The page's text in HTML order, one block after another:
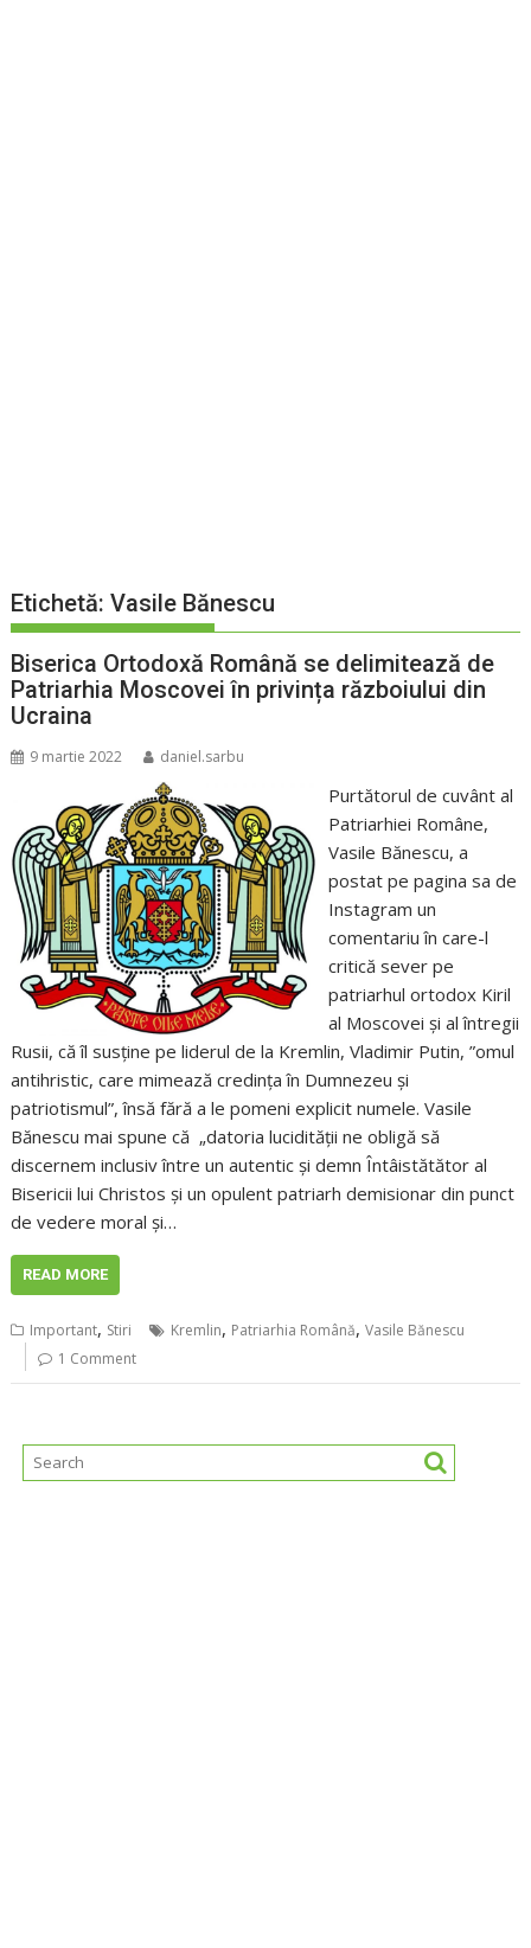
Etichetă:Vasile Bănescu
Biserica Ortodoxă Română se delimitează de
Patriarhia Moscovei în privința războiului din
Ucraina
9 martie 2022 daniel.sarbu
Purtătorul de cuvânt al
Patriarhiei Române,
Vasile Bănescu, a
postat pe pagina sa de
Instagram un
comentariu în care-l
critică sever pe
patriarhul ortodox Kiril
al Moscovei și al întregii
Rusii, că îl susține pe liderul de la Kremlin, Vladimir Putin, ”omul
antihristic, care mimează credința în Dumnezeu și
patriotismul”, însă fără a le pomeni explicit numele. Vasile
Bănescu mai spune că „datoria lucidității ne obligă să
discernem inclusiv între un autentic și demn Întâistătător al
Bisericii lui Christos și un opulent patriarh demisionar din punct
de vedere moral și…
READ MORE
Important, Stiri Kremlin, Patriarhia Română,Vasile Bănescu
1 Comment